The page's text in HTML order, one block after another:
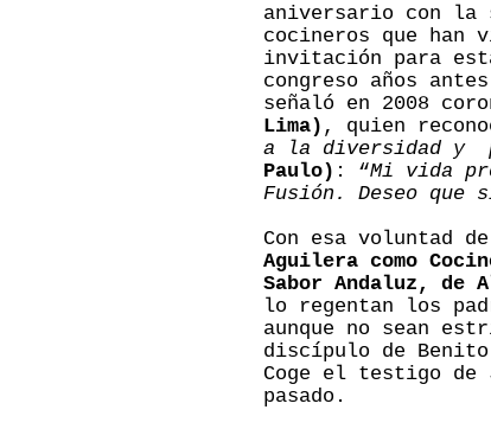
aniversario con la
cocineros que han
invitación para
congreso años
señaló en 2008
Lima) , quien
a la diversidad y
Paulo) : “Mi vida
Fusión. Deseo que
Con esa voluntad
Aguilera como
Sabor Andaluz, de
lo regentan los
aunque no sean
discípulo de Benito
Coge el testigo de
pasado.